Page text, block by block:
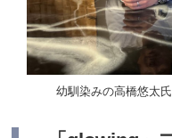
幼馴染みの高橋悠太